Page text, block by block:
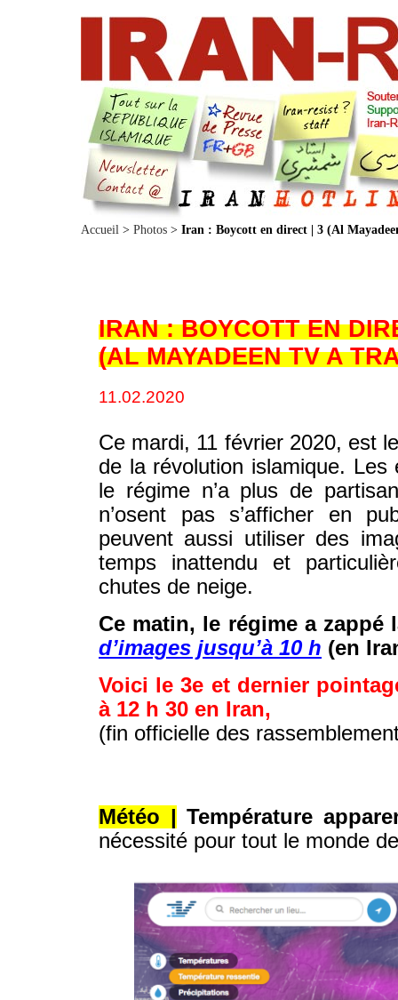
Accueil > Photos > Iran : Boycott en direct | 3 (Al
IRAN : BOYCOTT EN
(AL MAYADEEN TV A
11.02.2020
Ce mardi, 11 février 2020, est
de la révolution islamique.
le régime n’a plus de
n’osent pas s’afficher en
peuvent aussi utiliser des
temps inattendu et
chutes de neige.
Ce matin, le régime a
d’images jusqu’à 10 h (en
Voici le 3e et dernier
à 12 h 30 en Iran,
(fin officielle des
Météo | Température
nécessité pour tout le monde